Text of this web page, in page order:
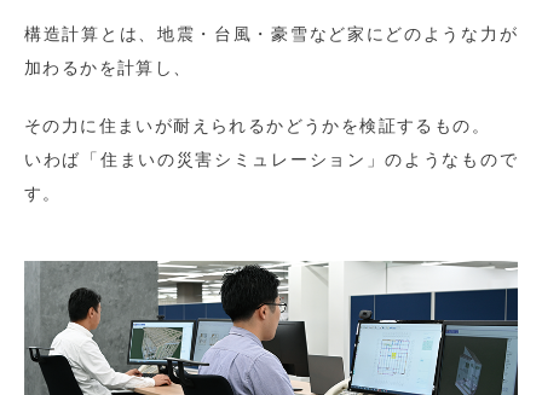
構造計算とは、地震・台風・豪雪など家にどのような力が
加わるかを計算し、
その力に住まいが耐えられるかどうかを検証するもの。
いわば「住まいの災害シミュレーション」のようなもので
す。